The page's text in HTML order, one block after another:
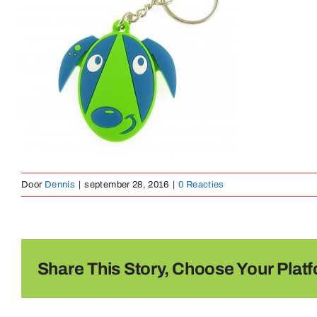
Door Dennis september 28, 2016 0 Reacties
Share This Story, Choose Your